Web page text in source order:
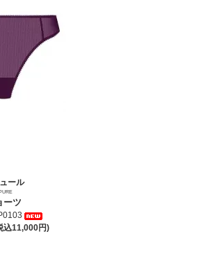
ール
ーツ
込11,000円)